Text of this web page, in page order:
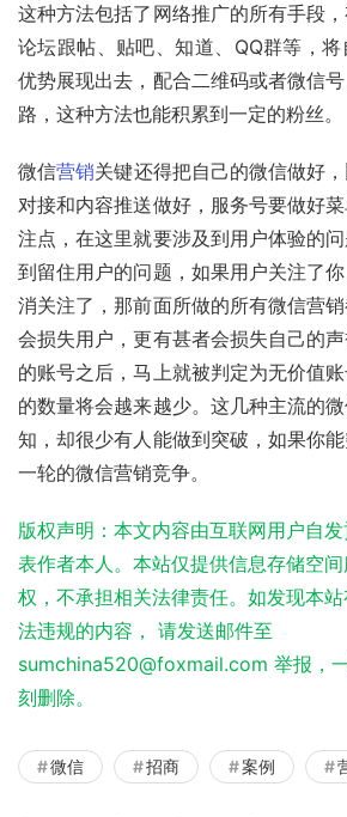
这种方法包括了网络推广的所有手段，
论坛跟帖、贴吧、知道、QQ群等，
优势展现出去，配合二维码或者微信
路，这种方法也能积累到一定的粉丝。
微信营销关键还得把自己的微信做好
对接和内容推送做好，服务号要做好
注点，在这里就要涉及到用户体验的
到留住用户的问题，如果用户关注了
消关注了，那前面所做的所有微信营
会损失用户，更有甚者会损失自己的
的账号之后，马上就被判定为无价值
的数量将会越来越少。这几种主流的
知，却很少有人能做到突破，如果你
一轮的微信营销竞争。
版权声明：本文内容由互联网用户自
表作者本人。本站仅提供信息存储空
权，不承担相关法律责任。如发现本
法违规的内容， 请发送邮件至
sumchina520@foxmail.com 举报，
刻删除。
微信 招商 案例